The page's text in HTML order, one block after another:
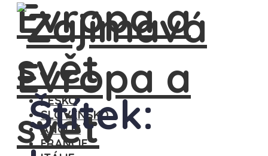
ČESKO
SLOVENSKO
ANGLIE
FRANCIE
Štítek: